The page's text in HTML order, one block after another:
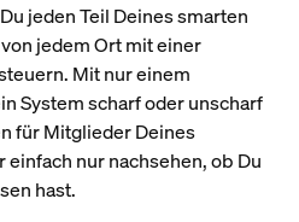
jeden Teil Deines smarten
jedem Ort mit einer
Mit nur einem
System scharf oder unscharf
für Mitglieder Deines
nur nachsehen, ob Du
hast.